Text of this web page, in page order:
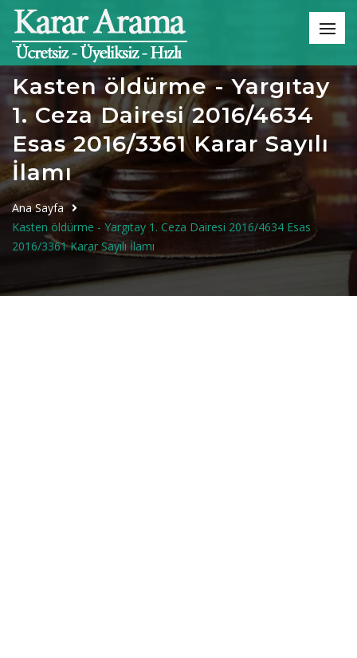
Kasten öldürme - Yargıtay
1. Ceza Dairesi 2016/4634
Esas 2016/3361 Karar Sayılı
İlamı
Ana Sayfa
Kasten öldürme - Yargıtay 1. Ceza Dairesi 2016/4634 Esas
2016/3361 Karar Sayılı İlamı